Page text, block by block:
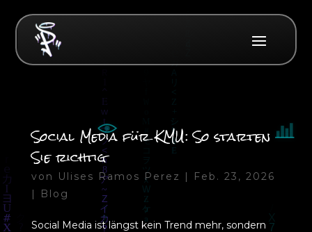
Social Media für KMU: So starten
Sie richtig
von Ulises Ramos Perez |
Feb. 23, 2026
|
Blog
Social Media ist längst kein Trend mehr, sondern